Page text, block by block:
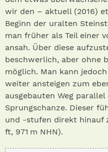
wir den – aktuell (2016)
Beginn der uralten
man früher als Teil einer
ansah. Über diese
beschwerlich, aber ohne
möglich. Man kann
weiter ansteigen zum
ausgebauten Weg
Sprungschanze. Dieser
und -stufen direkt hinauf
ft, 971 m NHN).